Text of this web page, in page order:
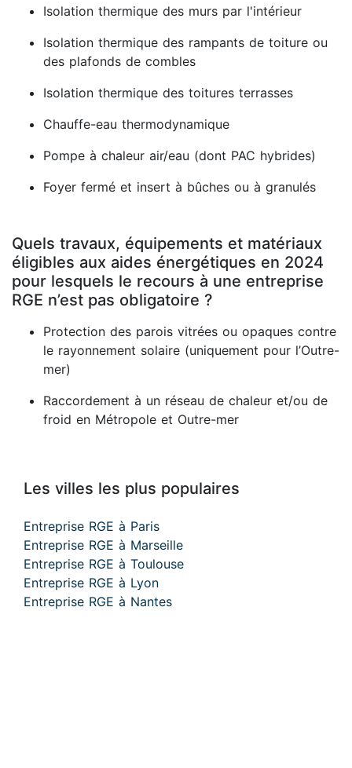
Isolation thermique des murs par l'intérieur
Isolation thermique des rampants de toiture ou
des plafonds de combles
Isolation thermique des toitures terrasses
Chauffe-eau thermodynamique
Pompe à chaleur air/eau (dont PAC hybrides)
Foyer fermé et insert à bûches ou à granulés
Quels travaux, équipements et matériaux
éligibles aux aides énergétiques en 2024
pour lesquels le recours à une entreprise
RGE n’est pas obligatoire ?
Protection des parois vitrées ou opaques contre
le rayonnement solaire (uniquement pour l’Outre-
mer)
Raccordement à un réseau de chaleur et/ou de
froid en Métropole et Outre-mer
Les villes les plus populaires
Entreprise RGE à Paris
Entreprise RGE à Marseille
Entreprise RGE à Toulouse
Entreprise RGE à Lyon
Entreprise RGE à Nantes